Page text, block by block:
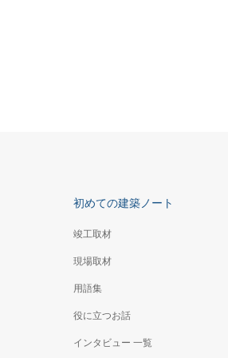
初めての建築ノート
竣工取材
現場取材
用語集
役に立つお話
インタビュー 一覧